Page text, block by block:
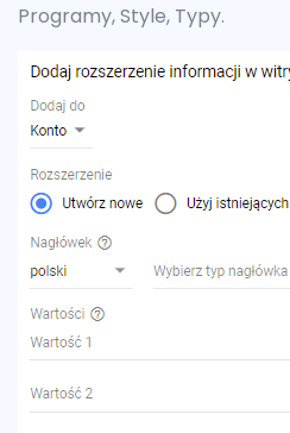
Programy, Style, Typy.